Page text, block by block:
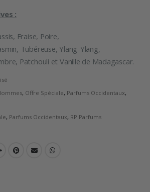
:
Fraise, Poire,
Tubéreuse, Ylang-Ylang,
Patchouli et Vanille de Madagascar.
, Offre Spéciale, Parfums Occidentaux,
, Parfums Occidentaux, RP Parfums